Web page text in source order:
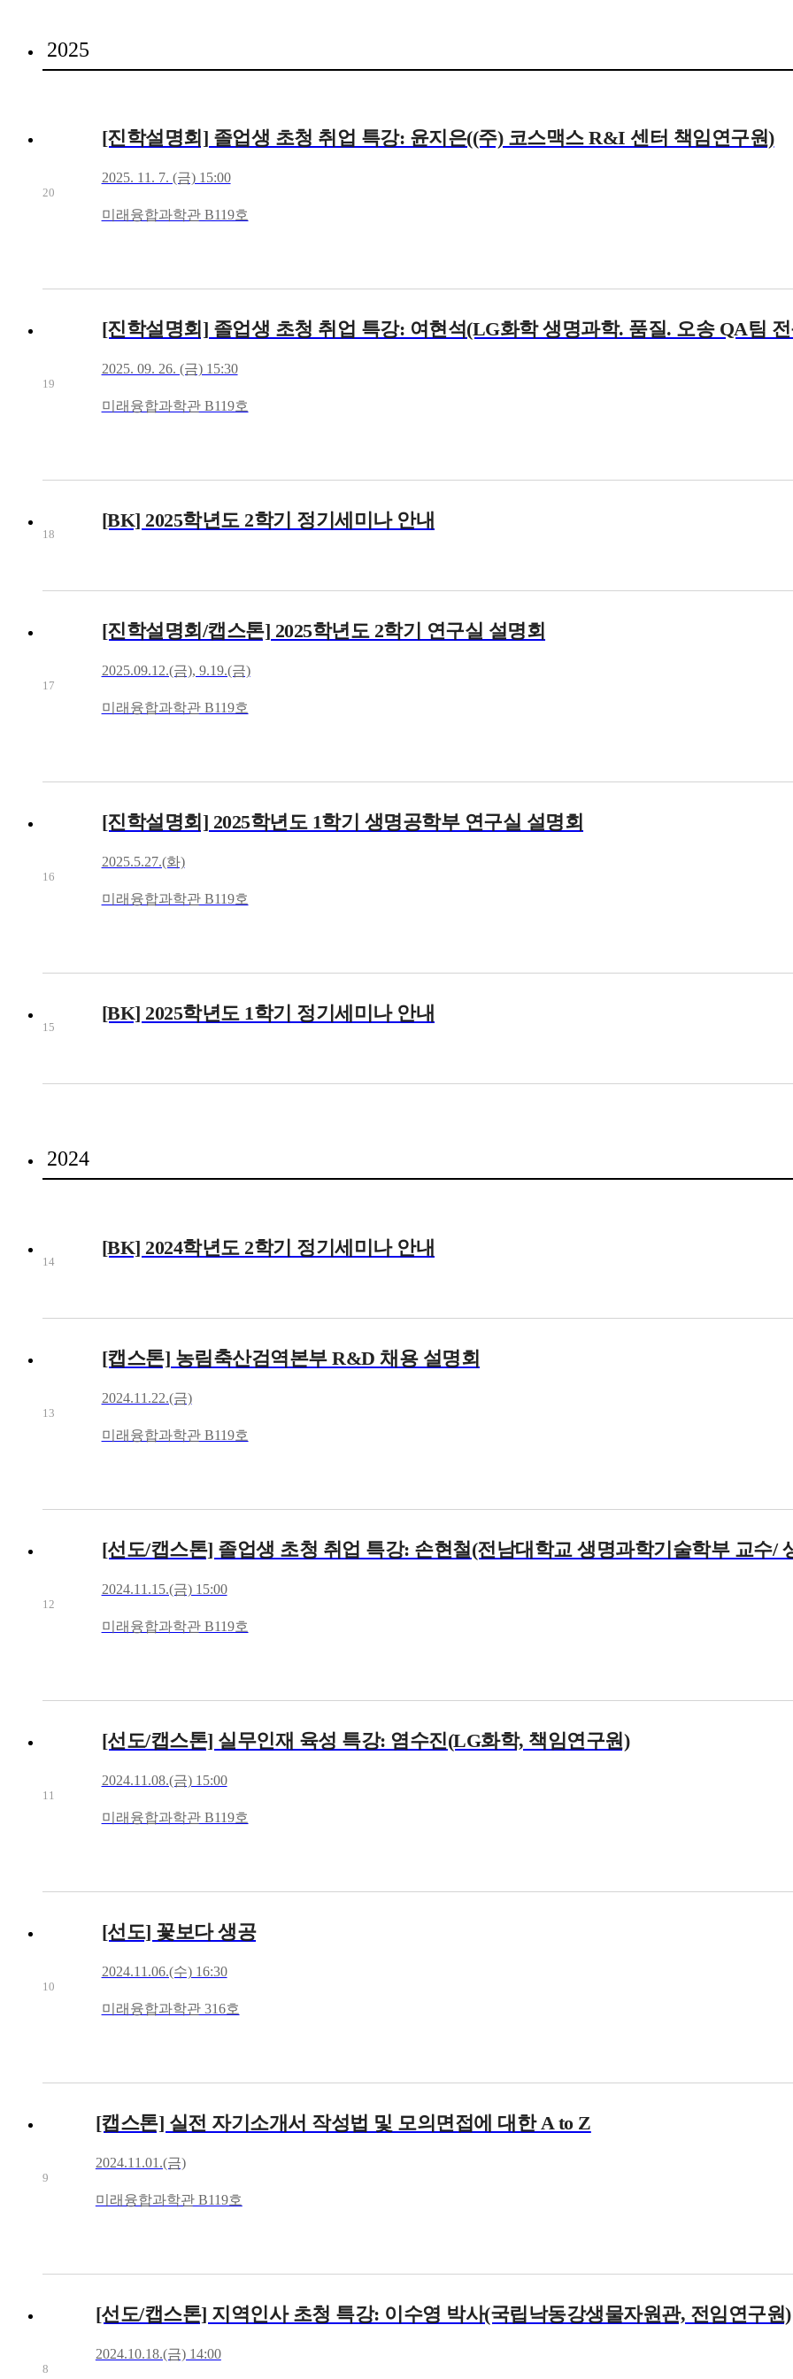
2025
20
[진학설명회] 졸업생 초청 취업 특강: 윤지은((주) 코스맥스 R&I 센터 책임연구원)
2025. 11. 7. (금) 15:00
미래융합과학관 B119호
19
[진학설명회] 졸업생 초청 취업 특강: 여현석(LG화학 생명과학. 품질. 오송 QA팀
2025. 09. 26. (금) 15:30
미래융합과학관 B119호
18
[BK] 2025학년도 2학기 정기세미나 안내
17
[진학설명회/캡스톤] 2025학년도 2학기 연구실 설명회
2025.09.12.(금), 9.19.(금)
미래융합과학관 B119호
16
[진학설명회] 2025학년도 1학기 생명공학부 연구실 설명회
2025.5.27.(화)
미래융합과학관 B119호
15
[BK] 2025학년도 1학기 정기세미나 안내
2024
14
[BK] 2024학년도 2학기 정기세미나 안내
13
[캡스톤] 농림축산검역본부 R&D 채용 설명회
2024.11.22.(금)
미래융합과학관 B119호
12
[선도/캡스톤] 졸업생 초청 취업 특강: 손현철(전남대학교 생명과학기술학부 교수/
2024.11.15.(금) 15:00
미래융합과학관 B119호
11
[선도/캡스톤] 실무인재 육성 특강: 염수진(LG화학, 책임연구원)
2024.11.08.(금) 15:00
미래융합과학관 B119호
10
[선도] 꽃보다 생공
2024.11.06.(수) 16:30
미래융합과학관 316호
9
[캡스톤] 실전 자기소개서 작성법 및 모의면접에 대한 A to Z
2024.11.01.(금)
미래융합과학관 B119호
8
[선도/캡스톤] 지역인사 초청 특강: 이수영 박사(국립낙동강생물자원관, 전임연구원)
2024.10.18.(금) 14:00